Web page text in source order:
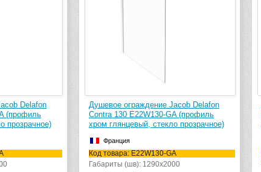
Delafon
(профиль
прозрачное)
Душевое ограждение Jacob Delafon
Contra 130 E22W130-GA (профиль
хром глянцевый, стекло прозрачное)
Франция
Код товара: E22W130-GA
Габариты (шв): 1290x2000